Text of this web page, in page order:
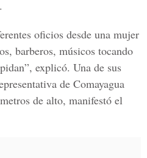
oficios desde una mujer
barberos, músicos tocando
explicó. Una de sus
de Comayagua
de alto, manifestó el